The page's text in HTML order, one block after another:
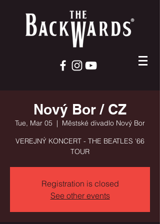
Nový Bor / CZ
Tue, Mar 05
  |
Městské divadlo Nový Bor
VEREJNÝ KONCERT - THE BEATLES '66
TOUR
Registration is closed
See other events